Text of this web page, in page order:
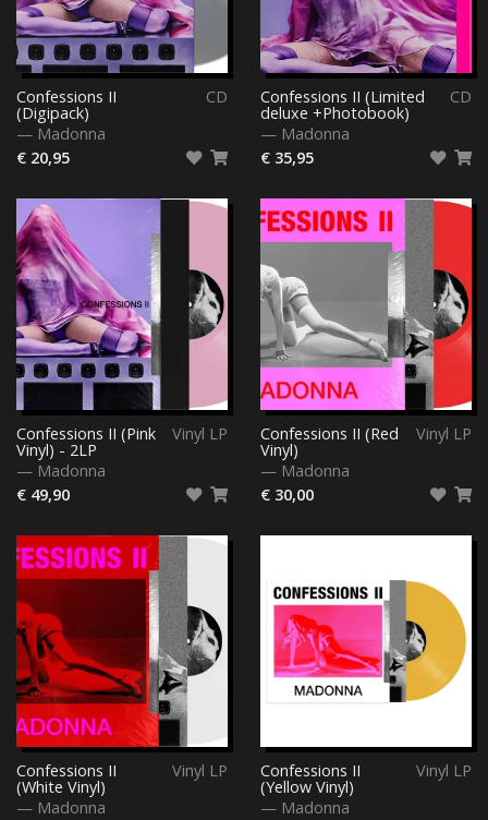
CD
Confessions II
(Digipack)
— Madonna
€ 20,95
CD
Confessions II (Limited
deluxe +Photobook)
— Madonna
€ 35,95
Vinyl LP
Confessions II (Pink
Vinyl) - 2LP
— Madonna
€ 49,90
Vinyl LP
Confessions II (Red
Vinyl)
— Madonna
€ 30,00
Vinyl LP
Confessions II
(White Vinyl)
— Madonna
Vinyl LP
Confessions II
(Yellow Vinyl)
— Madonna